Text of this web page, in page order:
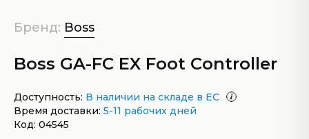
Бренд: Boss
Boss GA-FC EX Foot Controller
Доступность: В наличии на складе в ЕС
Время доставки: 5-11 рабочих дней
Код: 04545